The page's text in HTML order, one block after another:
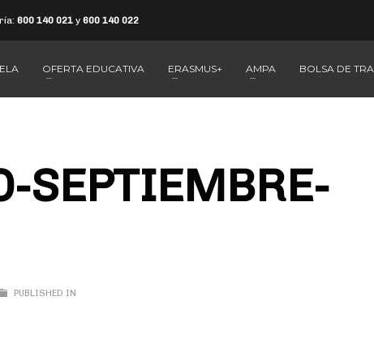
600 140 021 y 600 140 022
OFERTA EDUCATIVA ERASMUS+ AMPA BOLSA DE
SEPTIEMBRE-
PUBLISHED IN